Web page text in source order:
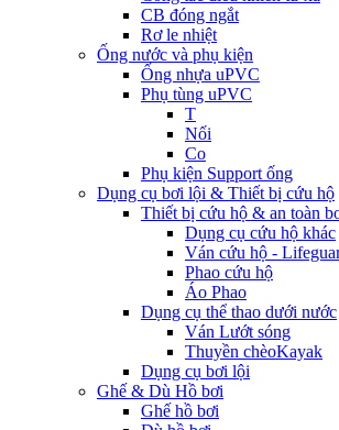
CB đóng ngắt
Rơ le nhiệt
Ống nước và phụ kiện
Ống nhựa uPVC
Phụ tùng uPVC
T
Nối
Co
Phụ kiện Support ống
Dụng cụ bơi lội & Thiết bị cứu hộ
Thiết bị cứu hộ & an toàn
Dụng cụ cứu hộ khác
Ván cứu hộ -
Phao cứu hộ
Áo Phao
Dụng cụ thể thao dưới nước
Ván Lướt sóng
Thuyền chèoKayak
Dụng cụ bơi lội
Ghế & Dù Hồ bơi
Ghế hồ bơi